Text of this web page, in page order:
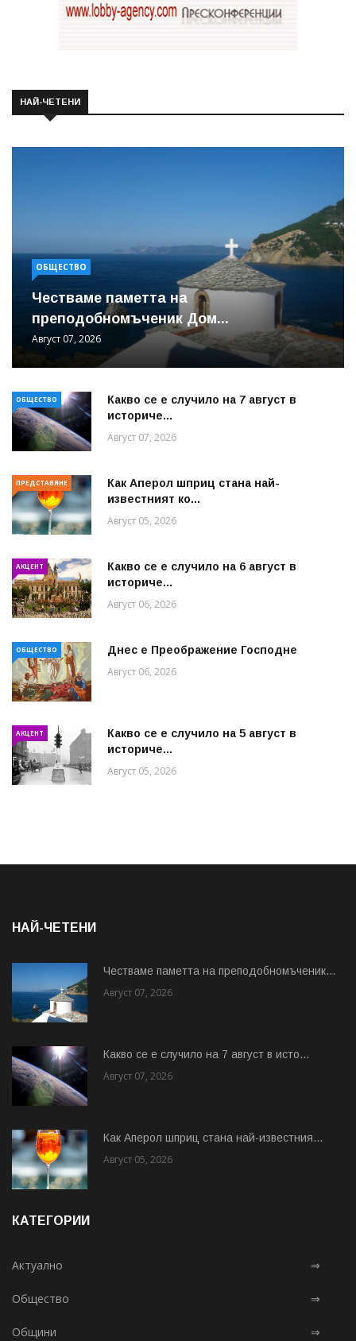
НАЙ-ЧЕТЕНИ
ОБЩЕСТВО
Честваме паметта на
преподобномъченик Дом...
Август 07, 2026
ОБЩЕСТВО
Какво се е случило на 7 август в
историче...
Август 07, 2026
ПРЕДСТАВЯНЕ
Как Аперол шприц стана най-
известният ко...
Август 05, 2026
АКЦЕНТ
Какво се е случило на 6 август в
историче...
Август 06, 2026
ОБЩЕСТВО Днес е Преображение Господне
Август 06, 2026
АКЦЕНТ
Какво се е случило на 5 август в
историче...
Август 05, 2026
НАЙ-ЧЕТЕНИ
Честваме паметта на преподобномъченик...
Август 07, 2026
Какво се е случило на 7 август в исто...
Август 07, 2026
Как Аперол шприц стана най-известния...
Август 05, 2026
КАТЕГОРИИ
Актуално ⇒
Общество ⇒
Общини ⇒